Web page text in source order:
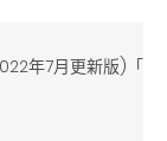
年7月更新版)「